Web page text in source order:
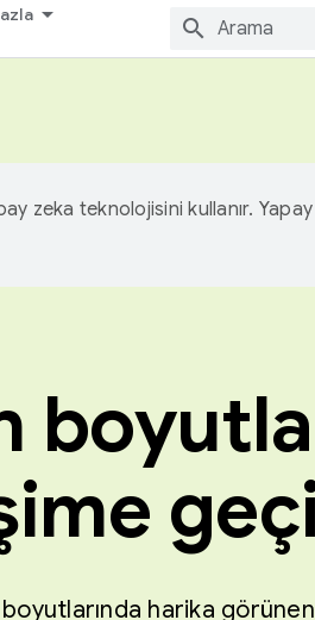
zeka teknolojisini kullanır.
harika görünen